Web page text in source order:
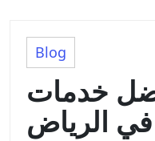
Blog
خدمات
الرياض